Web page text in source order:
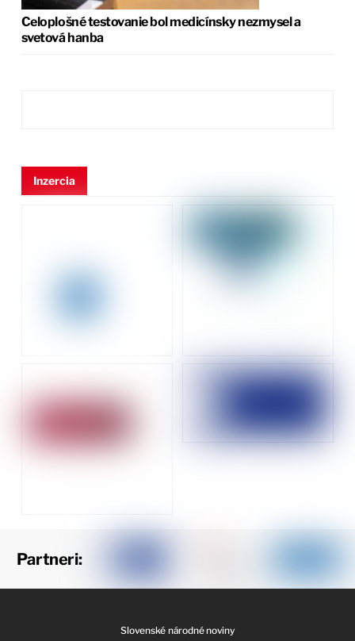
Celoplošné testovanie bol medicínsky nezmysel a
svetová hanba
Inzercia
Partneri:
Slovenské národné noviny